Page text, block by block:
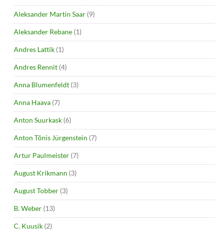
Aleksander Martin Saar (9)
Aleksander Rebane (1)
Andres Lattik (1)
Andres Rennit (4)
Anna Blumenfeldt (3)
Anna Haava (7)
Anton Suurkask (6)
Anton Tõnis Jürgenstein (7)
Artur Paulmeister (7)
August Krikmann (3)
August Tobber (3)
B. Weber (13)
C. Kuusik (2)